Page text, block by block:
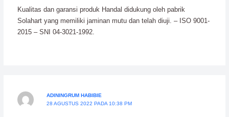
Kualitas dan garansi produk Handal didukung oleh pabrik
Solahart yang memiliki jaminan mutu dan telah diuji. – ISO 9001-
2015 – SNI 04-3021-1992.
ADININGRUM HABIBIE
28 AGUSTUS 2022 PADA 10:38 PM